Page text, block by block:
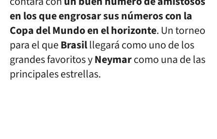
en los que engrosar sus números con la
Copa del Mundo en el horizonte. Un torneo
para el queBrasilllegará como uno de los
grandes favoritos yNeymarcomo una de las
principales estrellas.